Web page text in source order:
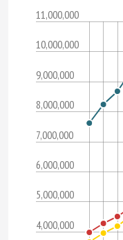
4,000,000
5,000,000
6,000,000
7,000,000
8,000,000
9,000,000
10,000,000
11,000,000